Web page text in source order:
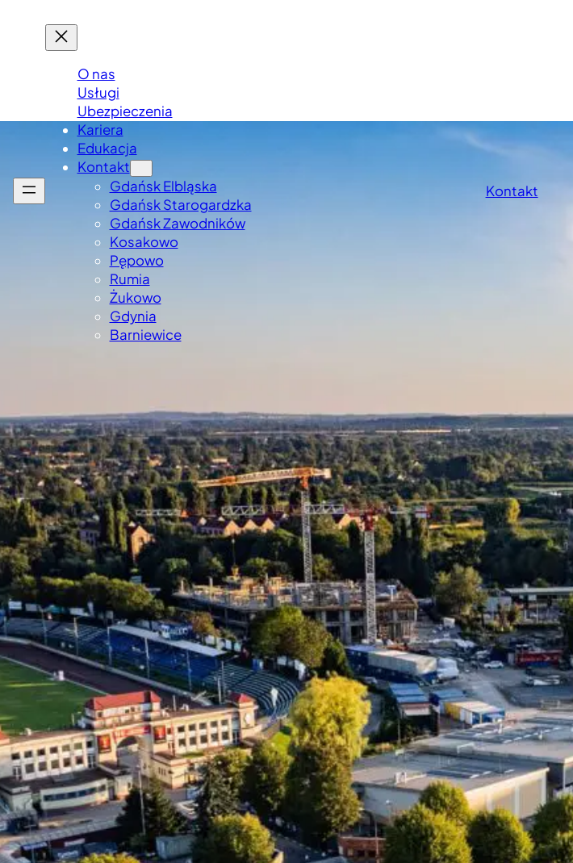
O nas
Usługi
Ubezpieczenia
Kariera
Edukacja
Kontakt
Gdańsk Elbląska
Gdańsk Starogardzka
Gdańsk Zawodników
Kosakowo
Pępowo
Rumia
Żukowo
Gdynia
Barniewice
Kontakt